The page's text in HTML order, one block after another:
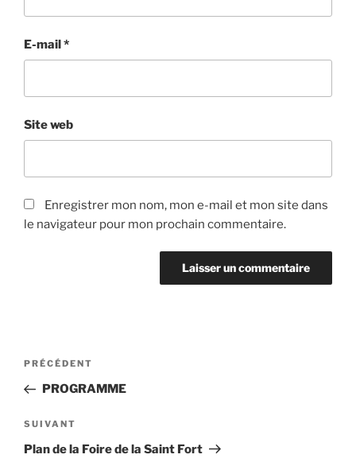
E-mail*
Site web
Enregistrer mon nom, mon e-mail et mon site dans
le navigateur pour mon prochain commentaire.
Navigation
l’article
Article
précédent
PRÉCÉDENT
PROGRAMME
Article
suivant
SUIVANT
Plan de la Foire de la Saint Fort